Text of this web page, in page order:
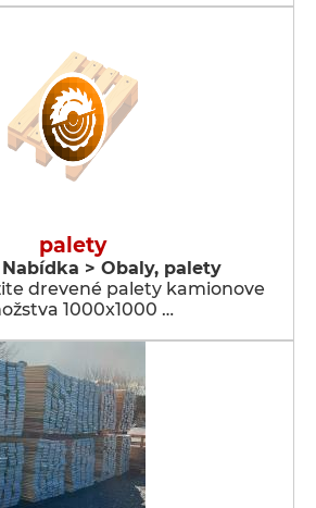
palety
> Obaly, palety
drevené palety kamionove
1000x1000 …